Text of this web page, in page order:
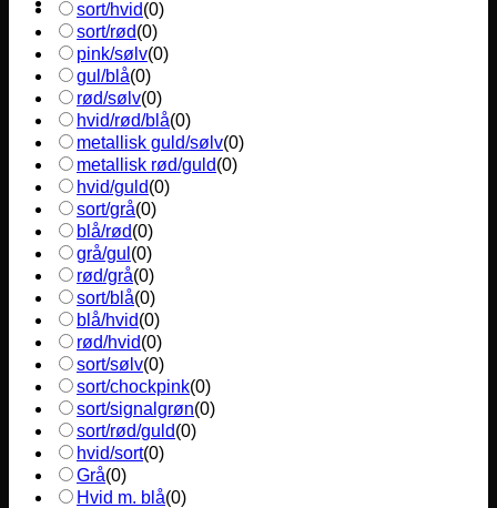
sort/hvid(0)
sort/rød(0)
pink/sølv(0)
gul/blå(0)
rød/sølv(0)
hvid/rød/blå(0)
metallisk guld/sølv(0)
metallisk rød/guld(0)
hvid/guld(0)
sort/grå(0)
blå/rød(0)
grå/gul (0)
rød/grå(0)
sort/blå(0)
blå/hvid(0)
rød/hvid(0)
sort/sølv(0)
sort/chockpink(0)
sort/signalgrøn(0)
sort/rød/guld(0)
hvid/sort(0)
Grå(0)
Hvid m. blå(0)